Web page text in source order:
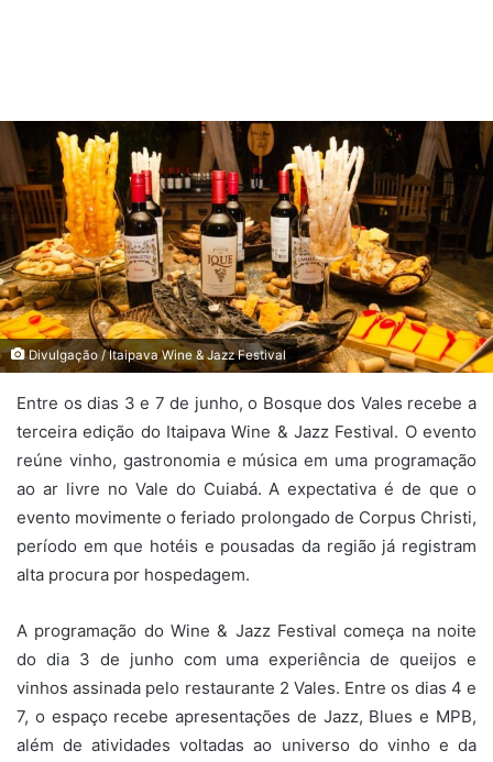
Divulgação / Itaipava Wine & Jazz Festival
Entre os dias 3 e 7 de junho, o Bosque dos Vales recebe a
terceira edição do Itaipava Wine & Jazz Festival. O evento
reúne vinho, gastronomia e música em uma programação
ao ar livre no Vale do Cuiabá. A expectativa é de que o
evento movimente o feriado prolongado de Corpus Christi,
período em que hotéis e pousadas da região já registram
alta procura por hospedagem.
A programação do Wine & Jazz Festival começa na noite
do dia 3 de junho com uma experiência de queijos e
vinhos assinada pelo restaurante 2 Vales. Entre os dias 4 e
7, o espaço recebe apresentações de Jazz, Blues e MPB,
além de atividades voltadas ao universo do vinho e da